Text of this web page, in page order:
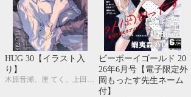
HUG 30【イラスト入
り】
木原音瀬、厘 てく、上田アキ、外岡もったす
ビーボーイゴールド 20
26年6月号【電子限定外
岡もったす先生ネーム
付】